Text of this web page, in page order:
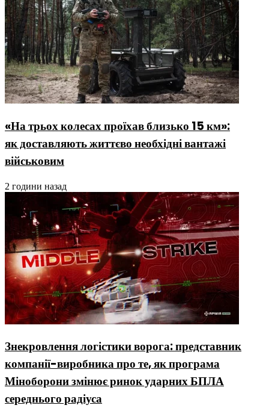
«На трьох колесах проїхав близько 15 км»:
як доставляють життєво необхідні вантажі
військовим
2 години назад
Знекровлення логістики ворога: представник
компанії-виробника про те, як програма
Міноборони змінює ринок ударних БПЛА
середнього радіуса